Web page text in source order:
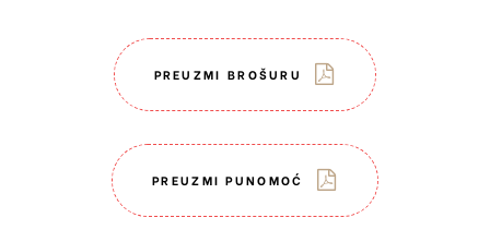
PREUZMI BROŠURU
PREUZMI PUNOMOĆ